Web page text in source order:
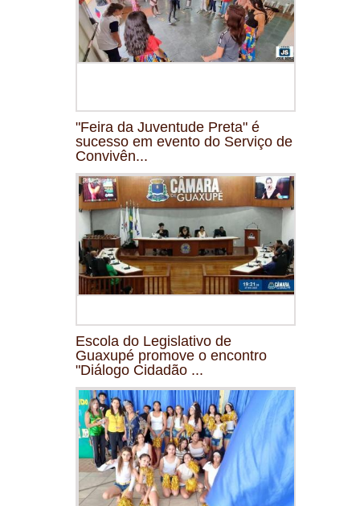
"Feira da Juventude Preta" é
sucesso em evento do Serviço de
Convivên...
Escola do Legislativo de
Guaxupé promove o encontro
"Diálogo Cidadão ...